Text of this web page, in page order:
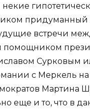
придуманный
встречи
помощником
Сурковым
с Меркель
Мартина
еще и то, что в